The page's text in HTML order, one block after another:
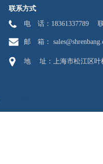
联系方式
电 话：18361337789
邮 箱：
地 址：上海市松江区叶